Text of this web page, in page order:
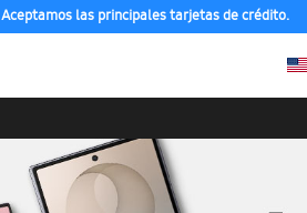
Aceptamos las principales tarjetas de crédito.